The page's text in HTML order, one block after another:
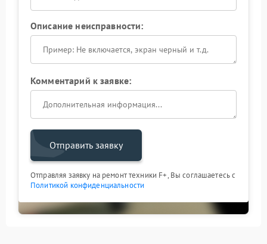
Описание неисправности:
Комментарий к заявке:
Отправить заявку
Отправляя заявку на ремонт техники F+, Вы соглашаетесь с
Политикой конфиденциальности